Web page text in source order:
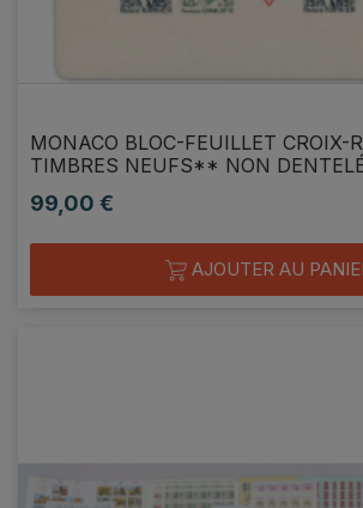
MONACO BLOC-FEUILLET CROIX-
TIMBRES NEUFS** NON
Prix
99,00 €
AJOUTER AU